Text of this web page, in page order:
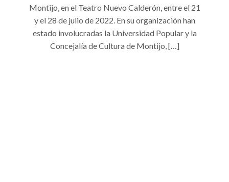
Montijo, en el Teatro Nuevo Calderón, entre el 21
y el 28 de julio de 2022. En su organización han
estado involucradas la Universidad Popular y la
Concejalía de Cultura de Montijo, […]